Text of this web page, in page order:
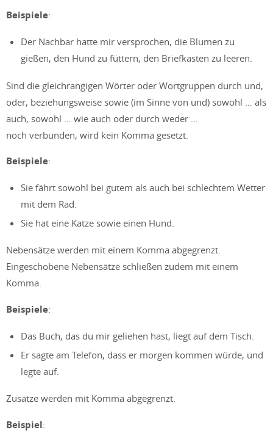
Beispiele:
Der Nachbar hatte mir versprochen, die Blumen zu
gießen, den Hund zu füttern, den Briefkasten zu leeren.
Sind die gleichrangigen Wörter oder Wortgruppen durch und,
oder, beziehungsweise sowie (im Sinne von und) sowohl … als
auch, sowohl … wie auch oder durch weder …
noch verbunden, wird kein Komma gesetzt.
Beispiele:
Sie fährt sowohl bei gutem als auch bei schlechtem Wetter
mit dem Rad.
Sie hat eine Katze sowie einen Hund.
Nebensätze werden mit einem Komma abgegrenzt.
Eingeschobene Nebensätze schließen zudem mit einem
Komma.
Beispiele:
Das Buch, das du mir geliehen hast, liegt auf dem Tisch.
Er sagte am Telefon, dass er morgen kommen würde, und
legte auf.
Zusätze werden mit Komma abgegrenzt.
Beispiel: